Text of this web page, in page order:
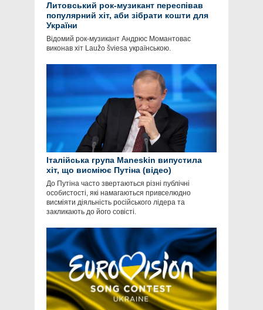
Литовський рок-музикант переспівав
популярний хіт, аби зібрати кошти для
України
Відомий рок-музикант Андрюс Момантовас
виконав хіт Laužo šviesa українською.
Італійська група Maneskin випустила
хіт, що висміює Путіна (відео)
До Путіна часто звертаються різні публічні
особистості, які намагаються привселюдно
висміяти діяльність російського лідера та
закликають до його совісті.